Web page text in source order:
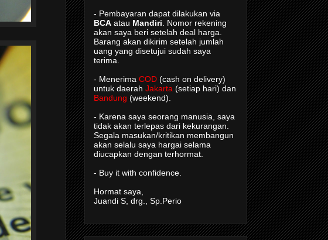
- Pembayaran dapat dilakukan via
BCA atau Mandiri . Nomor rekening
akan saya beri setelah deal harga.
Barang akan dikirim setelah jumlah
uang yang disetujui sudah saya
terima.
- Menerima COD (cash on delivery)
untuk daerah Jakarta (setiap hari) dan
Bandung (weekend).
- Karena saya seorang manusia, saya
tidak akan terlepas dari kekurangan.
Segala masukan/kritikan membangun
akan selalu saya hargai selama
diucapkan dengan terhormat.
- Buy it with confidence.
Hormat saya,
Juandi S, drg., Sp.Perio